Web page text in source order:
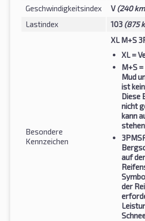
Geschwindigkeitsindex
V(240
Lastindex
103 (875
Besondere
Kennzeichen
XL M+S
XL=
M+S
Mud
ist
Diese
nicht
kann
auf
der